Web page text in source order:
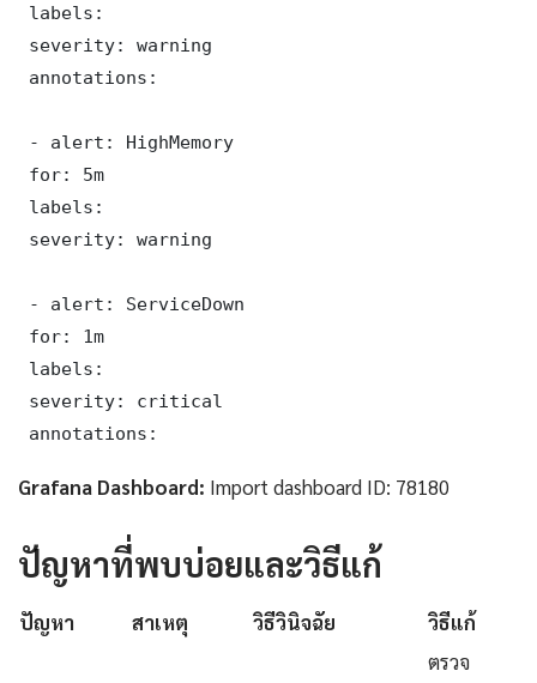
labels:
severity: warning
annotations:
- alert: HighMemory
for: 5m
labels:
severity: warning
- alert: ServiceDown
for: 1m
labels:
severity: critical
annotations:
Grafana Dashboard: Import dashboard ID: 78180
ปัญหาที่พบบ่อยและวิธีแก้
ปัญหา สาเหตุ วิธีวินิจฉัย วิธีแก้
ตรวจ